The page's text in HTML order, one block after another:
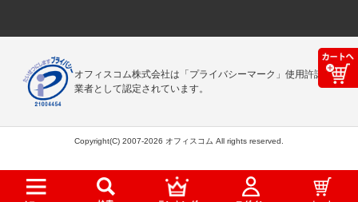
オフィスコム株式会社は「プライバシーマーク」使用許諾事
業者として認定されています。
Copyright(C) 2007-2026 オフィスコム All rights reserved.